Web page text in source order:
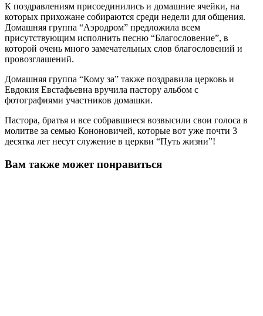
К поздравлениям присоединились и домашние ячейки, на
которых прихожане собираются среди недели для общения.
Домашняя группа “Аэродром” предложила всем
присутствующим исполнить песню “Благословение”, в
которой очень много замечательных слов благословений и
провозглашений.
Домашняя группа “Кому за” также поздравила церковь и
Евдокия Евстафьевна вручила пастору альбом с
фотографиями участников домашки.
Пастора, братья и все собравшиеся возвысили свои голоса в
молитве за семью Кононовичей, которые вот уже почти 3
десятка лет несут служение в церкви “Путь жизни”!
Вам также может понравиться